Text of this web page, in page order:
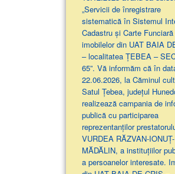
„Servicii de înregistrare
sistematică în Sistemul
Cadastru și Carte
imobilelor din UAT BAIA
– localitatea ȚEBEA –
65”. Vă informăm că în
22.06.2026, la Căminul
Satul Țebea, județul
realizează campania de
publică cu participarea
reprezentanților
VURDEA RĂZVAN-IONUȚ-
MĂDĂLIN, a instituțiilor
a persoanelor interesate.